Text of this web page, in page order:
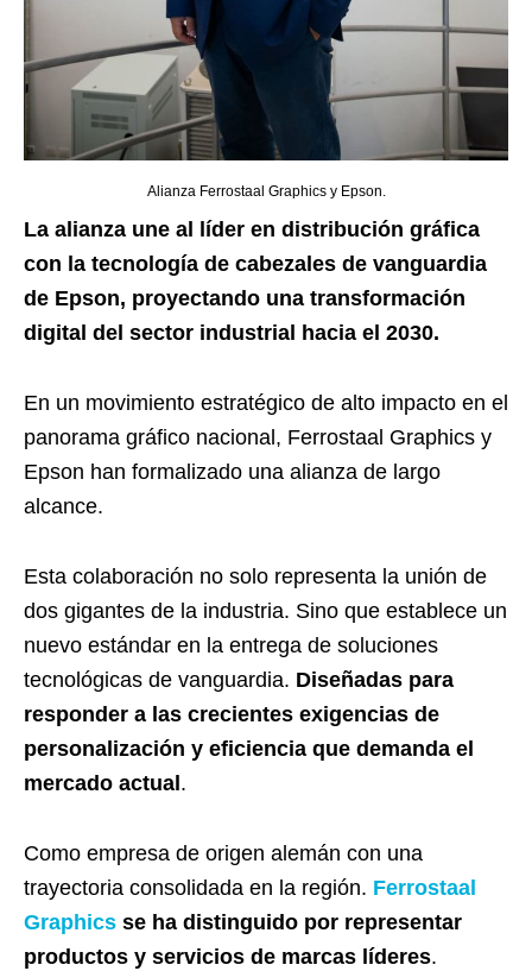
Alianza Ferrostaal Graphics y Epson.
La alianza une al líder en distribución gráfica
con la tecnología de cabezales de vanguardia
de Epson, proyectando una transformación
digital del sector industrial hacia el 2030.
En un movimiento estratégico de alto impacto en el
panorama gráfico nacional, Ferrostaal Graphics y
Epson han formalizado una alianza de largo
alcance.
Esta colaboración no solo representa la unión de
dos gigantes de la industria. Sino que establece un
nuevo estándar en la entrega de soluciones
tecnológicas de vanguardia. Diseñadas para
responder a las crecientes exigencias de
personalización y eficiencia que demanda el
mercado actual.
Como empresa de origen alemán con una
trayectoria consolidada en la región. Ferrostaal
Graphics se ha distinguido por representar
productos y servicios de marcas líderes.